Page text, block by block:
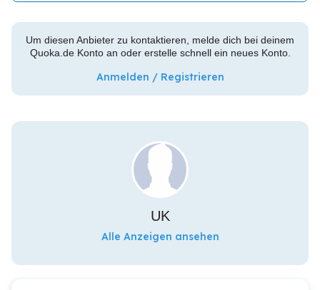
Um diesen Anbieter zu kontaktieren, melde dich bei deinem
Quoka.de Konto an oder erstelle schnell ein neues Konto.
Anmelden / Registrieren
UK
Alle Anzeigen ansehen